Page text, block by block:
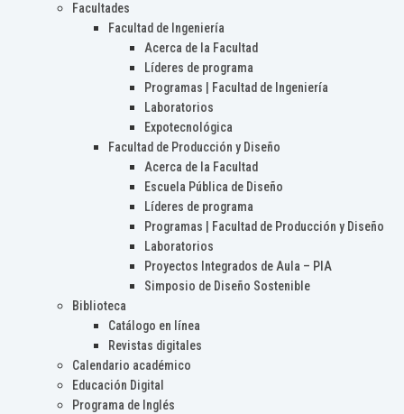
Facultades
Facultad de Ingeniería
Acerca de la Facultad
Líderes de programa
Programas | Facultad de Ingeniería
Laboratorios
Expotecnológica
Facultad de Producción y Diseño
Acerca de la Facultad
Escuela Pública de Diseño
Líderes de programa
Programas | Facultad de Producción y Diseño
Laboratorios
Proyectos Integrados de Aula – PIA
Simposio de Diseño Sostenible
Biblioteca
Catálogo en línea
Revistas digitales
Calendario académico
Educación Digital
Programa de Inglés